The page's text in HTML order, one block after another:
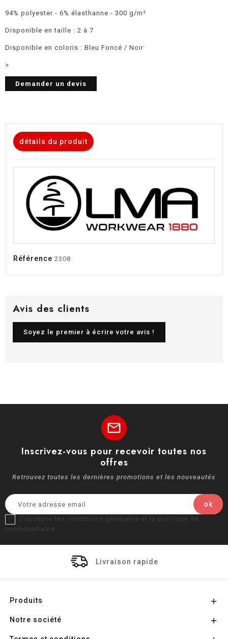
94% polyester - 6% élasthanne - 300 g/m²
Disponible en taille : 2 à 7
Disponible en coloris : Bleu Foncé / Noir
>
Demander un devis
détails du produit
Référence 2308
Avis des clients
Soyez le premier à écrire votre avis !
mail
Inscrivez-vous pour recevoir toutes nos
offres
Retrouvez toutes les dernières promotions et les nouveautés
J'accepte les conditions générales et la politique de
confidentialité
Livraison rapide
Produits 
Notre société 